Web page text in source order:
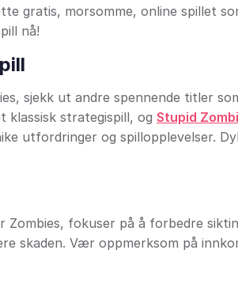
gratis, morsomme, online spillet
nå!
sjekk ut andre spennende titler
klassisk strategispill, og Stupid
utfordringer og spillopplevelser.
Zombies, fokuser på å forbedre
skaden. Vær oppmerksom på